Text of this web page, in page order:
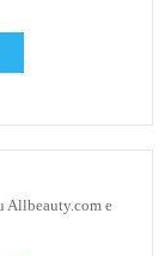
Allbeauty.com e